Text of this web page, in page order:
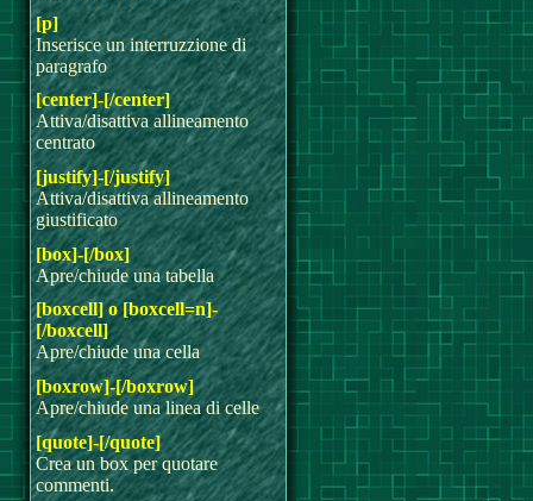
[p]
Inserisce un interruzzione di
paragrafo
[center]-[/center]
Attiva/disattiva allineamento
centrato
[justify]-[/justify]
Attiva/disattiva allineamento
giustificato
[box]-[/box]
Apre/chiude una tabella
[boxcell] o [boxcell=n]-
[/boxcell]
Apre/chiude una cella
[boxrow]-[/boxrow]
Apre/chiude una linea di celle
[quote]-[/quote]
Crea un box per quotare
commenti.